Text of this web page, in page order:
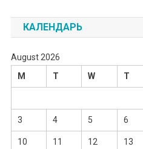
КАЛЕНДАРЬ
August 2026
M
T W T
3 4 5 6
10 11 12 13